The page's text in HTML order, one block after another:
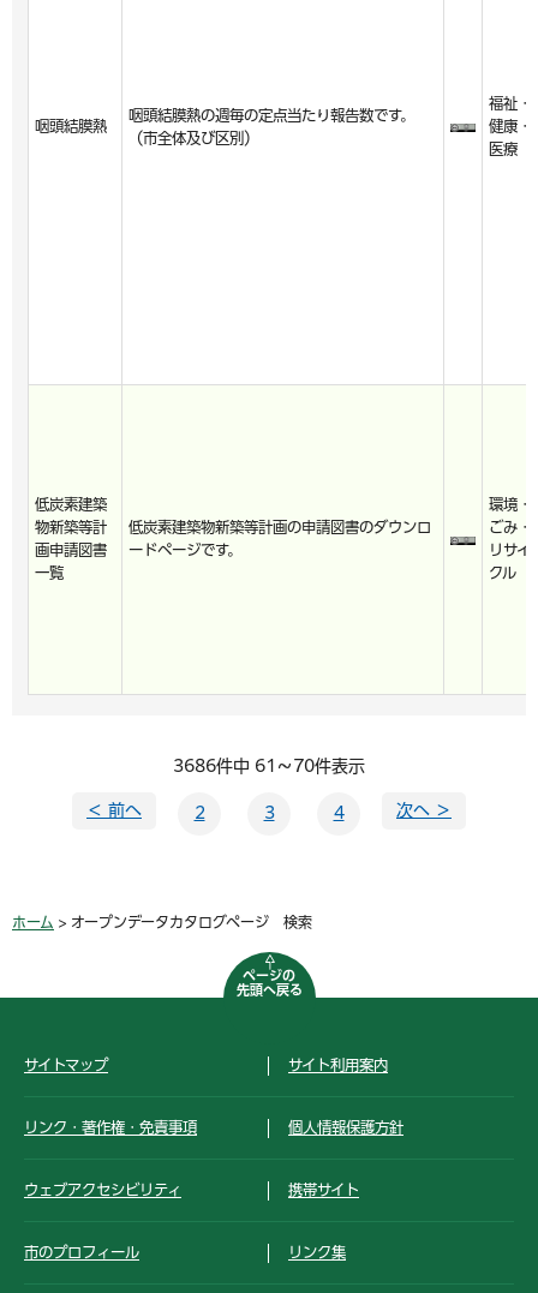
咽頭結膜熱
咽頭結膜熱の週毎の定点当たり報告数です。
（市全体及び区別）
福祉・
健康・
医療
低炭素建築
物新築等計
画申請図書
一覧
低炭素建築物新築等計画の申請図書のダウンロ
ードページです。
環境・
ごみ・
リサイ
クル
3686件中 61～70件表示
＜ 前へ 2 3 4 次へ ＞
ホーム > オープンデータカタログページ 検索
ページの
先頭へ戻る
サイトマップ サイト利用案内
リンク・著作権・免責事項 個人情報保護方針
ウェブアクセシビリティ 携帯サイト
市のプロフィール リンク集